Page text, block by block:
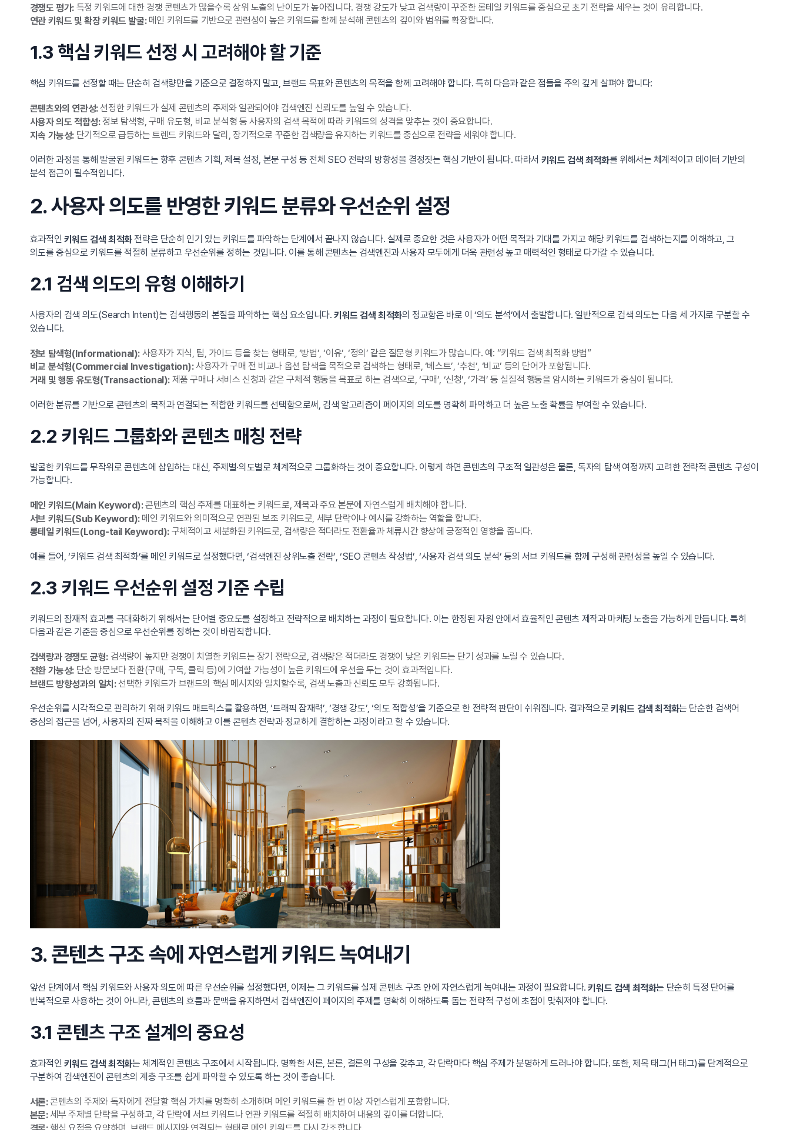
경쟁도 평가:특정 키워드에 대한 경쟁 콘텐츠가 많을수록 상위 노출의 난이도가 높아집니다. 경쟁 강도가 낮고 검색량이 꾸준한 롱테일 키워드를 중심으로 초기 전략을 세우는 것이 유리합니다.
연관 키워드 및 확장 키워드 발굴:메인 키워드를 기반으로 관련성이 높은 키워드를 함께 분석해 콘텐츠의 깊이와 범위를 확장합니다.
1.3 핵심 키워드 선정 시 고려해야 할 기준
핵심 키워드를 선정할 때는 단순히 검색량만을 기준으로 결정하지 말고, 브랜드 목표와 콘텐츠의 목적을 함께 고려해야 합니다. 특히 다음과 같은 점들을 주의 깊게 살펴야 합니다:
콘텐츠와의 연관성:선정한 키워드가 실제 콘텐츠의 주제와 일관되어야 검색엔진 신뢰도를 높일 수 있습니다.
사용자 의도 적합성:정보 탐색형, 구매 유도형, 비교 분석형 등 사용자의 검색 목적에 따라 키워드의 성격을 맞추는 것이 중요합니다.
지속 가능성:단기적으로 급등하는 트렌드 키워드와 달리, 장기적으로 꾸준한 검색량을 유지하는 키워드를 중심으로 전략을 세워야 합니다.
이러한 과정을 통해 발굴된 키워드는 향후 콘텐츠 기획, 제목 설정, 본문 구성 등 전체 SEO 전략의 방향성을 결정짓는 핵심 기반이 됩니다. 따라서 키워드 검색 최적화를 위해서는 체계적이고 데이터 기반의
분석 접근이 필수적입니다.
2. 사용자 의도를 반영한 키워드 분류와 우선순위 설정
효과적인 키워드 검색 최적화전략은 단순히 인기 있는 키워드를 파악하는 단계에서 끝나지 않습니다. 실제로 중요한 것은 사용자가 어떤 목적과 기대를 가지고 해당 키워드를 검색하는지를 이해하고, 그
의도를 중심으로 키워드를 적절히 분류하고 우선순위를 정하는 것입니다. 이를 통해 콘텐츠는 검색엔진과 사용자 모두에게 더욱 관련성 높고 매력적인 형태로 다가갈 수 있습니다.
2.1 검색 의도의 유형 이해하기
사용자의 검색 의도(Search Intent)는 검색행동의 본질을 파악하는 핵심 요소입니다. 키워드 검색 최적화의 정교함은 바로 이 ‘의도 분석’에서 출발합니다. 일반적으로 검색 의도는 다음 세 가지로 구분할 수
있습니다.
정보 탐색형(Informational):사용자가 지식, 팁, 가이드 등을 찾는 형태로, ‘방법’, ‘이유’, ‘정의’ 같은 질문형 키워드가 많습니다. 예: “키워드 검색 최적화 방법”
비교 분석형(Commercial Investigation):사용자가 구매 전 비교나 옵션 탐색을 목적으로 검색하는 형태로, ‘베스트’, ‘추천’, ‘비교’ 등의 단어가 포함됩니다.
거래 및 행동 유도형(Transactional):제품 구매나 서비스 신청과 같은 구체적 행동을 목표로 하는 검색으로, ‘구매’, ‘신청’, ‘가격’ 등 실질적 행동을 암시하는 키워드가 중심이 됩니다.
이러한 분류를 기반으로 콘텐츠의 목적과 연결되는 적합한 키워드를 선택함으로써, 검색 알고리즘이 페이지의 의도를 명확히 파악하고 더 높은 노출 확률을 부여할 수 있습니다.
2.2 키워드 그룹화와 콘텐츠 매칭 전략
발굴한 키워드를 무작위로 콘텐츠에 삽입하는 대신, 주제별·의도별로 체계적으로 그룹화하는 것이 중요합니다. 이렇게 하면 콘텐츠의 구조적 일관성은 물론, 독자의 탐색 여정까지 고려한 전략적 콘텐츠 구성이
가능합니다.
메인 키워드(Main Keyword):콘텐츠의 핵심 주제를 대표하는 키워드로, 제목과 주요 본문에 자연스럽게 배치해야 합니다.
서브 키워드(Sub Keyword):메인 키워드와 의미적으로 연관된 보조 키워드로, 세부 단락이나 예시를 강화하는 역할을 합니다.
롱테일 키워드(Long-tail Keyword):구체적이고 세분화된 키워드로, 검색량은 적더라도 전환율과 체류시간 향상에 긍정적인 영향을 줍니다.
예를 들어, ‘키워드 검색 최적화’를 메인 키워드로 설정했다면, ‘검색엔진 상위노출 전략’, ‘SEO 콘텐츠 작성법’, ‘사용자 검색 의도 분석’ 등의 서브 키워드를 함께 구성해 관련성을 높일 수 있습니다.
2.3 키워드 우선순위 설정 기준 수립
키워드의 잠재적 효과를 극대화하기 위해서는 단어별 중요도를 설정하고 전략적으로 배치하는 과정이 필요합니다. 이는 한정된 자원 안에서 효율적인 콘텐츠 제작과 마케팅 노출을 가능하게 만듭니다. 특히
다음과 같은 기준을 중심으로 우선순위를 정하는 것이 바람직합니다.
검색량과 경쟁도 균형:검색량이 높지만 경쟁이 치열한 키워드는 장기 전략으로, 검색량은 적더라도 경쟁이 낮은 키워드는 단기 성과를 노릴 수 있습니다.
전환 가능성:단순 방문보다 전환(구매, 구독, 클릭 등)에 기여할 가능성이 높은 키워드에 우선을 두는 것이 효과적입니다.
브랜드 방향성과의 일치:선택한 키워드가 브랜드의 핵심 메시지와 일치할수록, 검색 노출과 신뢰도 모두 강화됩니다.
우선순위를 시각적으로 관리하기 위해 키워드 매트릭스를 활용하면, ‘트래픽 잠재력’, ‘경쟁 강도’, ‘의도 적합성’을 기준으로 한 전략적 판단이 쉬워집니다. 결과적으로키워드 검색 최적화는 단순한 검색어
중심의 접근을 넘어, 사용자의 진짜 목적을 이해하고 이를 콘텐츠 전략과 정교하게 결합하는 과정이라고 할 수 있습니다.
3. 콘텐츠 구조 속에 자연스럽게 키워드 녹여내기
앞선 단계에서 핵심 키워드와 사용자 의도에 따른 우선순위를 설정했다면, 이제는 그 키워드를 실제 콘텐츠 구조 안에 자연스럽게 녹여내는 과정이 필요합니다.키워드 검색 최적화는 단순히 특정 단어를
반복적으로 사용하는 것이 아니라, 콘텐츠의 흐름과 문맥을 유지하면서 검색엔진이 페이지의 주제를 명확히 이해하도록 돕는 전략적 구성에 초점이 맞춰져야 합니다.
3.1 콘텐츠 구조 설계의 중요성
효과적인 키워드 검색 최적화는 체계적인 콘텐츠 구조에서 시작됩니다. 명확한 서론, 본론, 결론의 구성을 갖추고, 각 단락마다 핵심 주제가 분명하게 드러나야 합니다. 또한, 제목 태그(H 태그)를 단계적으로
구분하여 검색엔진이 콘텐츠의 계층 구조를 쉽게 파악할 수 있도록 하는 것이 좋습니다.
서론:콘텐츠의 주제와 독자에게 전달할 핵심 가치를 명확히 소개하며 메인 키워드를 한 번 이상 자연스럽게 포함합니다.
본문:세부 주제별 단락을 구성하고, 각 단락에 서브 키워드나 연관 키워드를 적절히 배치하여 내용의 깊이를 더합니다.